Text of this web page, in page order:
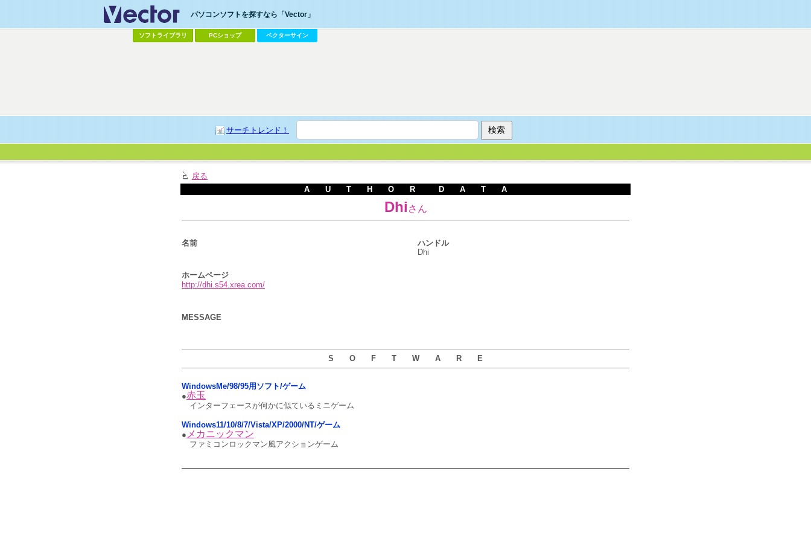
パソコンソフトを探すなら「Vector」
ソフトライブラリ PCショップ ベクターサイン
サーチトレンド！
戻る
A U T H O R D A T A
Dhi さん
名前
ハンドル
Dhi
ホームページ
http://dhi.s54.xrea.com/
MESSAGE
S O F T W A R E
WindowsMe/98/95用ソフト/ゲーム
●赤玉
インターフェースが何かに似ているミニゲーム
Windows11/10/8/7/Vista/XP/2000/NT/ゲーム
● メカニックマン
ファミコンロックマン風アクションゲーム